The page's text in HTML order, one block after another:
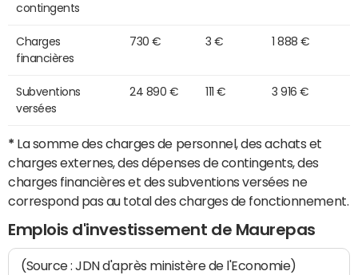
contingents
Charges
financières
730 € 3 € 1 888 €
Subventions
versées
24 890 € 111 € 3 916 €
* La somme des charges de personnel, des achats et
charges externes, des dépenses de contingents, des
charges financières et des subventions versées ne
correspond pas au total des charges de fonctionnement.
Emplois d'investissement de Maurepas
(Source : JDN d'après ministère de l'Economie)